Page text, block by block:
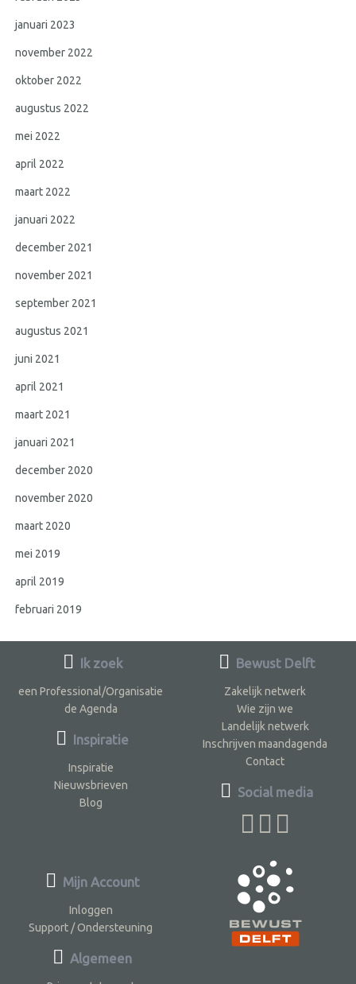
januari 2023
november 2022
oktober 2022
augustus 2022
mei 2022
april 2022
maart 2022
januari 2022
december 2021
november 2021
september 2021
augustus 2021
juni 2021
april 2021
maart 2021
januari 2021
december 2020
november 2020
maart 2020
mei 2019
april 2019
februari 2019
Ik zoek
een Professional/Organisatie
de Agenda
Inspiratie
Inspiratie
Nieuwsbrieven
Blog
Bewust Delft
Zakelijk netwerk
Wie zijn we
Landelijk netwerk
Inschrijven maandagenda
Contact
Social media
Mijn Account
Inloggen
Support / Ondersteuning
Algemeen